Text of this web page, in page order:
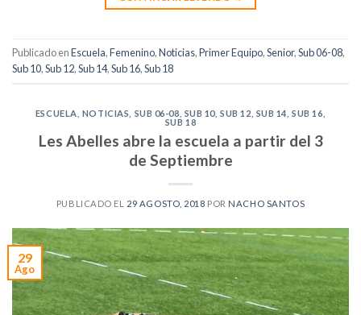
Publicado enEscuela,Femenino,Noticias,Primer Equipo,Senior,Sub 06-08,
Sub 10,Sub 12,Sub 14,Sub 16,Sub 18
ESCUELA NOTICIAS SUB 06-08 SUB 10 ,SUB 12 SUB 14 ,SUB 16
SUB 18
Les Abelles abre la escuela a partir del 3
de Septiembre
PUBLICADO EL 29 AGOSTO, 2018 POR NACHO SANTOS
29
Ago